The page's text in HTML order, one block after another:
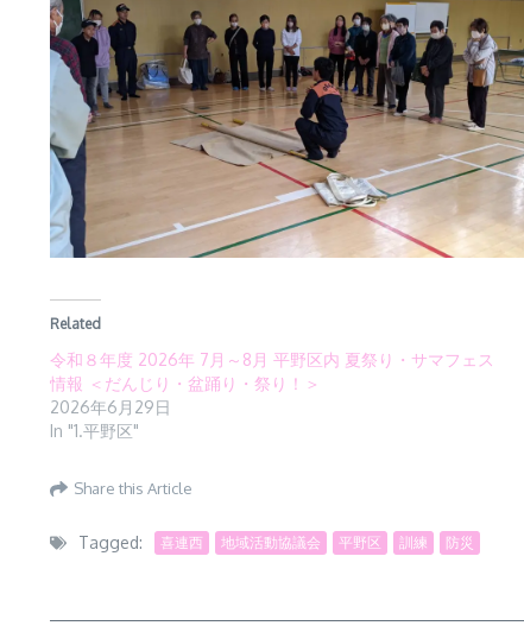
Related
令和８年度 2026年 7月～8月 平野区内 夏祭り・サマフェス
情報 ＜だんじり・盆踊り・祭り！＞
2026年6月29日
In "1.平野区"
Share this Article
Tagged: 喜連西 地域活動協議会 平野区 訓練 防災